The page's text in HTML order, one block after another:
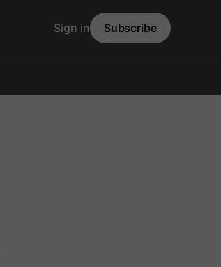
Sign in Subscribe